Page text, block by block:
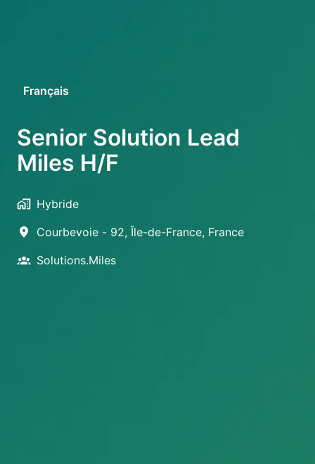
Français
Senior Solution Lead
Miles H/F
Hybride
Courbevoie - 92, Île-de-France, France
Solutions.Miles